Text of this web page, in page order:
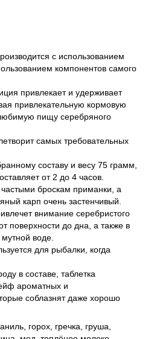
с использованием
компонентов самого
привлекает и удерживает
привлекательную кормовую
пищу серебряного
самых требовательных
составу и весу 75 грамм,
от 2 до 4 часов.
броскам приманки, а
карп очень застенчивый.
внимание серебристого
поверхности до дна, а также в
воде.
для рыбалки, когда
в составе, таблетка
ароматных и
соблазнят даже хорошо
горох, гречка, груша,